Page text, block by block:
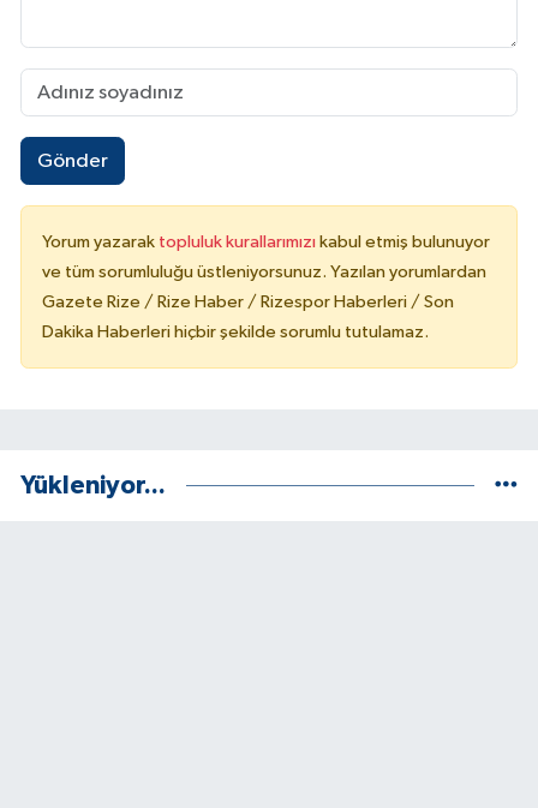
Gönder
Yorum yazarak topluluk kurallarımızı kabul etmiş bulunuyor
ve tüm sorumluluğu üstleniyorsunuz. Yazılan yorumlardan
Gazete Rize / Rize Haber / Rizespor Haberleri / Son
Dakika Haberleri hiçbir şekilde sorumlu tutulamaz.
Yükleniyor...